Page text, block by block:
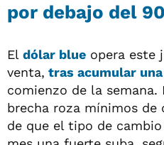
por debajo del
El dólar blue opera este
venta, tras acumular
comienzo de la
brecha roza mínimos de
de que el tipo de